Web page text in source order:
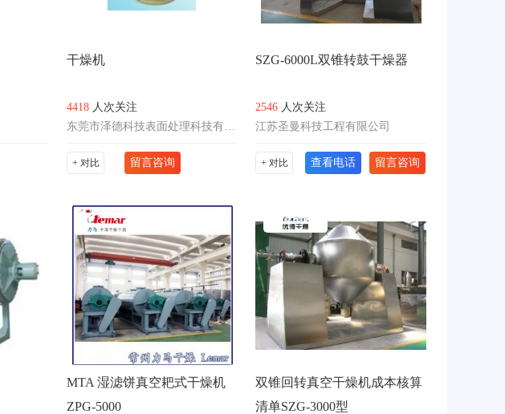
干燥机
4418 人次关注
+ 对比 留言咨询
SZG-​6000L双锥转鼓干燥器
2546 人次关注
江苏圣曼科技工程有限公司
+ 对比 查看电话 留言咨询
MTA 湿滤饼真空耙式干燥机
ZPG-5000
双锥回转真空干燥机成本核算
清单SZG-3000型